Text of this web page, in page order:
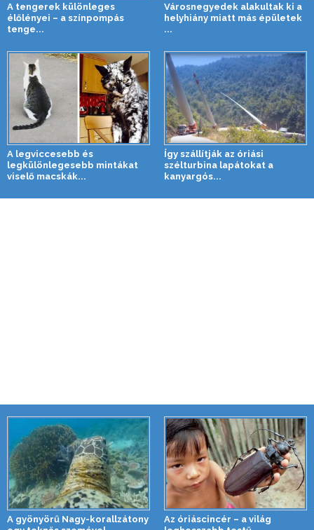
A tengerek különleges
élőlényei – a színpompás
tenge...
Városnegyedek alakultak ki a
helyhiány miatt más épületek
...
A legviccesebb és
legkülönlegesebb mintákat
viselő macskák...
Így szállítják az óriási
szélturbina lapátokat a
kanyargós...
A gyönyörű Nagy-korallzátony
Az óriáscincér – a világ